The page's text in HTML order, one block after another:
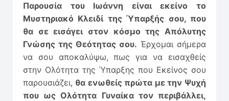
Παρουσία του Ιωάννη είναι εκείνο το
Μυστηριακό Κλειδί της Ύπαρξής σου, που
θα σε εισάγει στον κόσμο της Απόλυτης
Γνώσης της Θεότητας σου. Έρχομαι σήμερα
να σου αποκαλύψω, πως για να εισαχθείς
στην Ολότητα της Ύπαρξης που Εκείνος σου
παρουσιάζει, θα ενωθείς πρώτα με την Ψυχή
που ως Ολότητα Γυναίκα τον περιβάλλει,